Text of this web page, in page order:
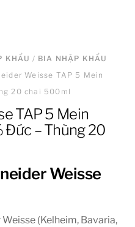
KHẨU / BIA NHẬP KHẨU
Weisse TAP 5 Mein
20 chai 500ml
TAP 5 Mein
Đức – Thùng 20
Weisse
(Kelheim, Bavaria,